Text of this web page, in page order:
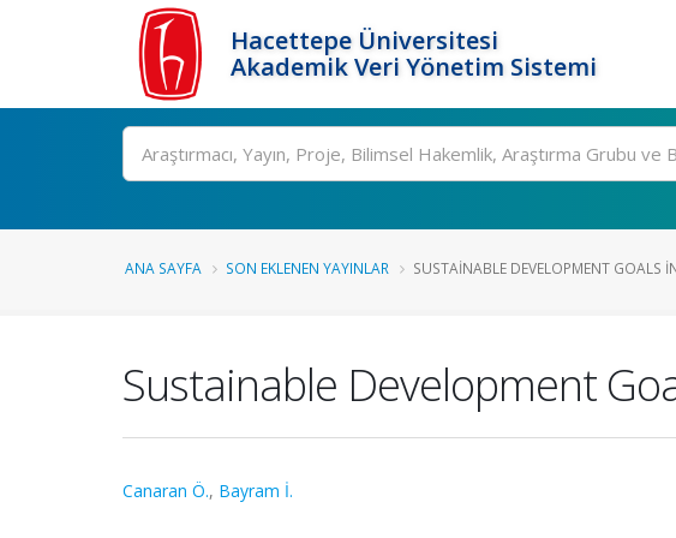
Hacettepe Üniversitesi
Akademik Veri Yönetim Sistemi
Ara
ANA SAYFA SON EKLENEN YAYINLAR SUSTAINABLE DEVELOPMENT GOALS
Sustainable Development
Canaran Ö., Bayram İ.